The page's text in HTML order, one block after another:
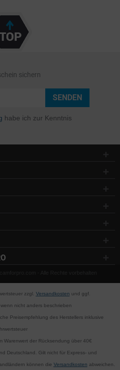
sichern
SENDEN
habe ich zur Kenntnis
- Alle Rechte vorbehalten
zzgl. Versandkosten und ggf.
nicht anders beschrieben
Preisempfehlung des Herstellers inklusive
Warenwert der Rücksendung über 40€
Deutschland. Gilt nicht für Express- und
können die Versandkosten abweichen.